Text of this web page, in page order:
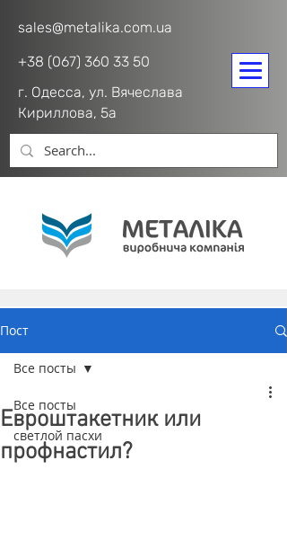
sales@metalika.com.ua
+38 (067) 360 33 50
г. Одесса, ул. Вячеслава
Кириллова, 5а
Пост
Все посты
светлой пасхи
Все посты
Евроштакетник или
профнастил?